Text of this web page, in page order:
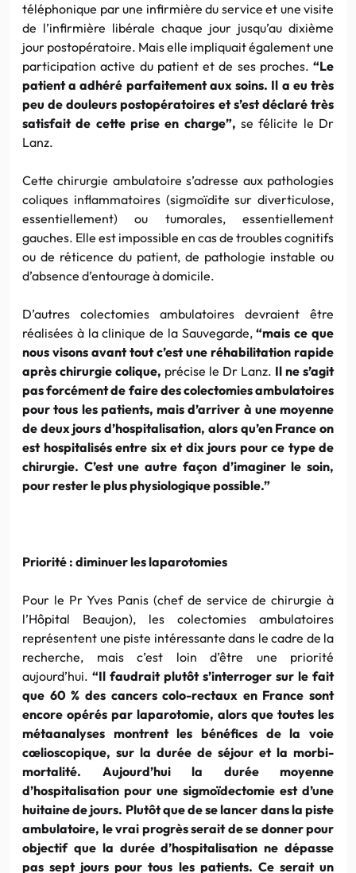
téléphonique par une infirmière du service et une visite
de l’infirmière libérale chaque jour jusqu’au dixième
jour postopératoire. Mais elle impliquait également une
participation active du patient et de ses proches. “Le
patient a adhéré parfaitement aux soins. Il a eu très
peu de douleurs postopératoires et s’est déclaré très
satisfait de cette prise en charge”, se félicite le Dr
Lanz.
Cette chirurgie ambulatoire s’adresse aux pathologies
coliques inflammatoires (sigmoïdite sur diverticulose,
essentiellement) ou tumorales, essentiellement
gauches. Elle est impossible en cas de troubles cognitifs
ou de réticence du patient, de pathologie instable ou
d’absence d’entourage à domicile.
D’autres colectomies ambulatoires devraient être
réalisées à la clinique de la Sauvegarde,“mais ce que
nous visons avant tout c’est une réhabilitation rapide
après chirurgie colique, précise le Dr Lanz. Il ne s’agit
pas forcément de faire descolectomiesambulatoires
pour tous les patients, mais d’arriver à une moyenne
de deux jours d’hospitalisation, alors qu’en France on
est hospitalisés entre six et dix jours pour ce type de
chirurgie. C’est une autre façon d’imaginer le soin,
pour rester le plus physiologique possible.”
Priorité : diminuer les laparotomies
Pour le Pr Yves Panis (chef de service de chirurgie à
l’Hôpital Beaujon), les colectomies ambulatoires
représentent une piste intéressante dans le cadre de la
recherche, mais c’est loin d’être une priorité
aujourd’hui. “Il faudrait plutôt s’interroger sur le fait
que 60 % des cancers colo-rectaux en France sont
encore opérés par laparotomie, alors que toutes les
métaanalyses montrent les bénéfices de la voie
cœlioscopique, sur la durée de séjour et la morbi-
mortalité. Aujourd’hui la durée moyenne
d’hospitalisation pour une sigmoïdectomie est d’une
huitaine de jours. Plutôt que de se lancer dans la piste
ambulatoire, le vrai progrès serait de se donner pour
objectif que la durée d’hospitalisation ne dépasse
pas sept jours pour tous les patients. Ce serait un